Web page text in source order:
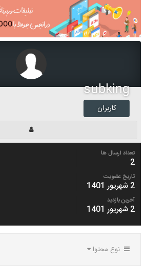
subking
کاربران
تعداد ارسال ها
2
تاریخ عضویت
2 شهریور 1401
آخرین بازدید
2 شهریور 1401
نوع محتوا